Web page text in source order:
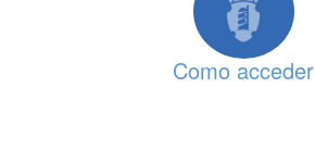
Como acceder